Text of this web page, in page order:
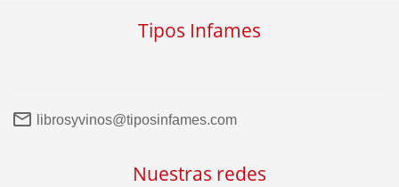
Tipos Infames
librosyvinos@tiposinfames.com
Nuestras redes